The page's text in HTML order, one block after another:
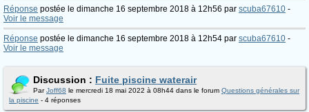
Réponse postée le dimanche 16 septembre 2018 à 12h56 par scuba67610 -
Voir le message
Réponse postée le dimanche 16 septembre 2018 à 12h54 par scuba67610 -
Voir le message
Discussion : Fuite piscine waterair
ParJoff68 le mercredi 18 mai 2022 à 08h44 dans le forum Questions générales sur
la piscine - 4 réponses